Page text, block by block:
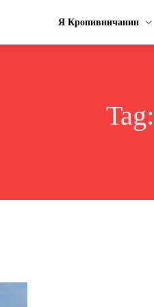
Я Кропивничанин
Tag: